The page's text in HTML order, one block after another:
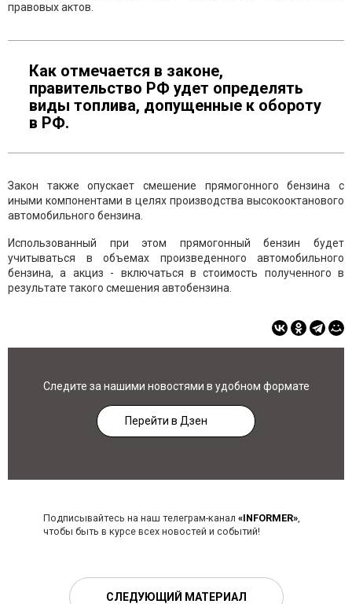
правовых актов.
Как отмечается в законе,
правительство РФ удет определять
виды топлива, допущенные к обороту
в РФ.
Закон также опускает смешение прямогонного бензина с
иными компонентами в целях производства высокооктанового
автомобильного бензина.
Использованный при этом прямогонный бензин будет
учитываться в объемах произведенного автомобильного
бензина, а акциз - включаться в стоимость полученного в
результате такого смешения автобензина.
Следите за нашими новостями в удобном формате
Перейти в Дзен
Подписывайтесь на наш телеграм-канал «INFORMER»,
чтобы быть в курсе всех новостей и событий!
СЛЕДУЮЩИЙ МАТЕРИАЛ